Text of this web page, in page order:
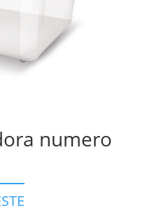
numero